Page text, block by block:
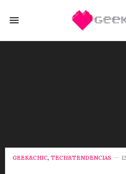
GEEK&CHIC, TECH&TENDENCIAS